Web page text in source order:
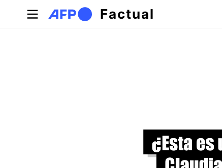
Pasar al contenido principal
Factual
Solapas principales